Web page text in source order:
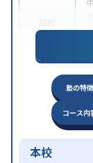
(
塾の特徴
コース内
本校